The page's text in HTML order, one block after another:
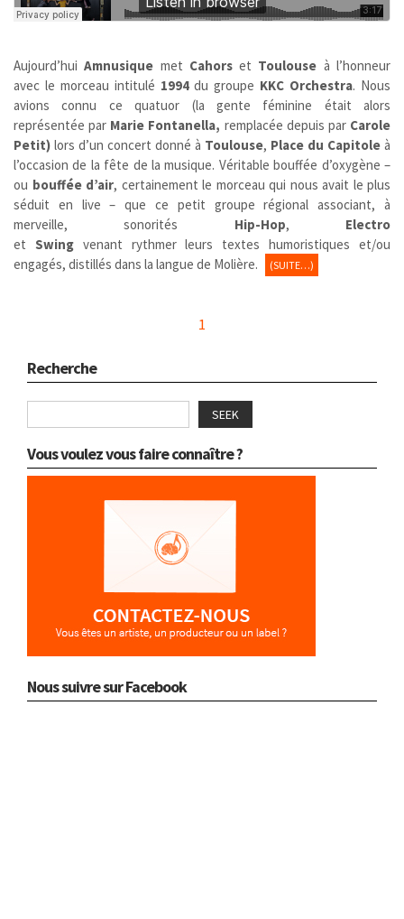
Aujourd’huiAmnusique met Cahorset Toulouse à l’honneur
avec le morceau intitulé 1994du groupe KKC Orchestra. Nous
avions connu ce quatuor (la gente féminine était alors
représentée par Marie Fontanella, remplacée depuis parCarole
Petit) lors d’un concert donné à Toulouse, Place du Capitole à
l’occasion de la fête de la musique. Véritable bouffée d’oxygène –
ou bouffée d’air, certainement le morceau qui nous avait le plus
séduit en live – que ce petit groupe régional associant, à
merveille, sonorités Hip-Hop, Electro
et Swingvenant rythmer leurs textes humoristiques et/ou
engagés, distillés dans la langue de Molière.
(SUITE…)
1
Recherche
SEEK
Vous voulez vous faire connaître ?
Nous suivre sur Facebook